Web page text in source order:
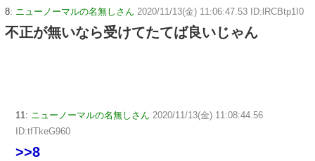
8: ニューノーマルの名無しさん 2020/11/13(金) 11:06:47.53 ID:lRCBtp1I0
不正が無いなら受けてたてば良いじゃん
11: ニューノーマルの名無しさん 2020/11/13(金) 11:08:44.56
ID:tfTkeG960
>>8